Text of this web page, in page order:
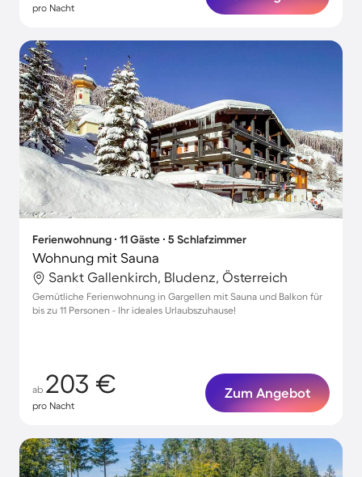
pro Nacht
Ferienwohnung ∙ 11 Gäste ∙ 5 Schlafzimmer
Wohnung mit Sauna
Sankt Gallenkirch, Bludenz, Österreich
Gemütliche Ferienwohnung in Gargellen mit Sauna und Balkon für
bis zu 11 Personen - Ihr ideales Urlaubszuhause!
ab 203 €
pro Nacht
Zum Angebot